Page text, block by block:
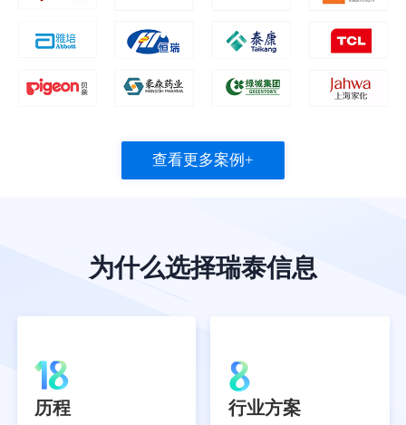
查看更多案例+
为什么选择瑞泰信息
历程 行业方案